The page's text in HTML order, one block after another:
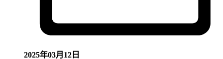
2025年03月12日